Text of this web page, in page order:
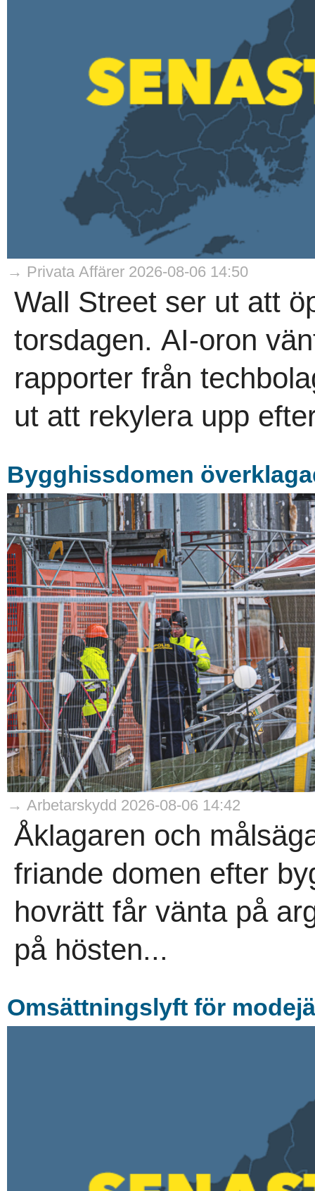
→ Privata Affärer 2026-08-06 14:50
Wall Street ser ut att
torsdagen. AI-oron
rapporter från
ut att rekylera upp
Bygghissdomen
→ Arbetarskydd 2026-08-06 14:42
Åklagaren och
friande domen efter
hovrätt får vänta på
på hösten...
Omsättningslyft för